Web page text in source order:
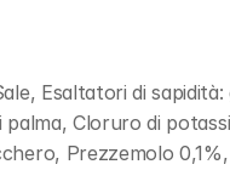
Esaltatori di
palma, Cloruro di
Prezzemolo